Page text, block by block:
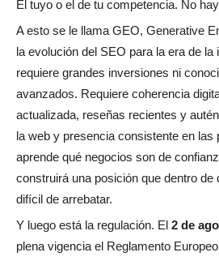
El tuyo o el de tu competencia. No
A esto se le llama GEO, Generative
la evolución del SEO para la era de la
requiere grandes inversiones ni
avanzados. Requiere coherencia
actualizada, reseñas recientes y
la web y presencia consistente en las
aprende qué negocios son de
construirá una posición que dentro
difícil de arrebatar.
Y luego está la regulación. El 2 de
plena vigencia el Reglamento